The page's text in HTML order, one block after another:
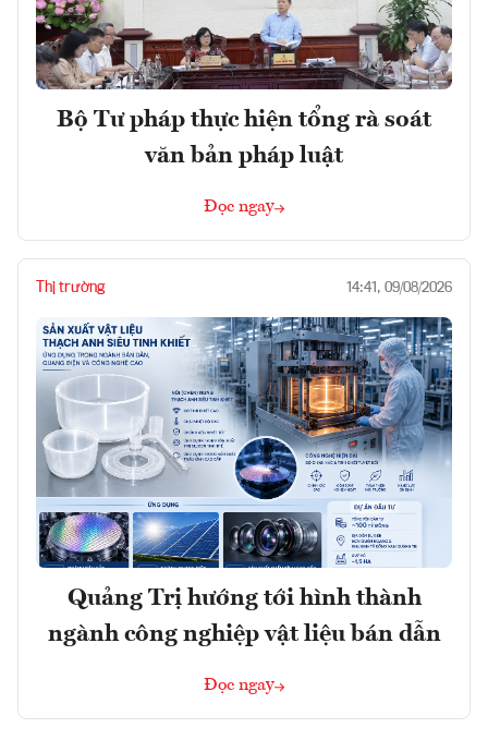
Bộ Tư pháp thực hiện tổng rà soát
văn bản pháp luật
Đọc ngay
Thị trường 14:41, 09/08/2026
Quảng Trị hướng tới hình thành
ngành công nghiệp vật liệu bán dẫn
Đọc ngay